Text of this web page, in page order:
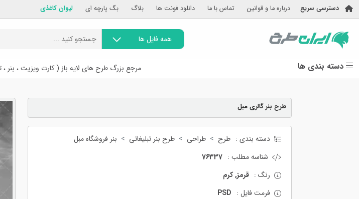
دسترسی سریع درباره ما و قوانین تماس با ما دانلود فونت ها بلاگ بگ پارچه ای لیوان کاغذی
همه فایل ها
دسته بندی ها مرجع بزرگ طرح های لایه باز ( کارت ویزیت ، بنر
طرح بنر گالری مبل
دسته بندی : طرح طراحی طرح بنر تبلیغاتی
بنر فروشگاه مبل
شناسه مطلب : 76337
رنگ : قرمز, کرم
فرمت فایل : PSD